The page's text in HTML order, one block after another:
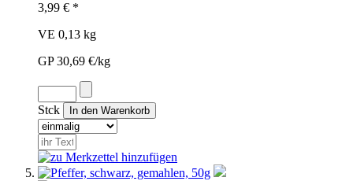
3,99 € *
VE 0,13 kg
GP 30,69 €/kg
Stck